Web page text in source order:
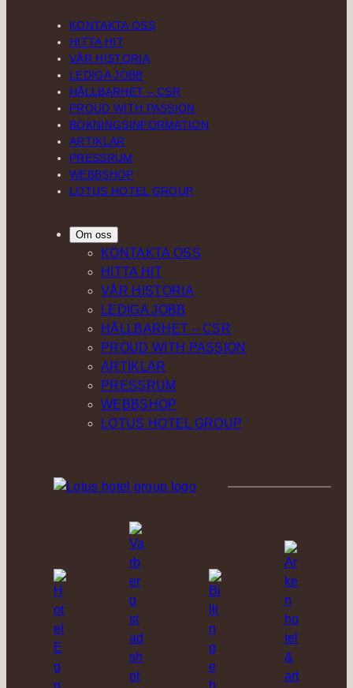
KONTAKTA OSS
HITTA HIT
VÅR HISTORIA
LEDIGA JOBB
HÅLLBARHET – CSR
PROUD WITH PASSION
BOKNINGSINFORMATION
ARTIKLAR
PRESSRUM
WEBBSHOP
LOTUS HOTEL GROUP
Om oss
KONTAKTA OSS
HITTA HIT
VÅR HISTORIA
LEDIGA JOBB
HÅLLBARHET – CSR
PROUD WITH PASSION
ARTIKLAR
PRESSRUM
WEBBSHOP
LOTUS HOTEL GROUP